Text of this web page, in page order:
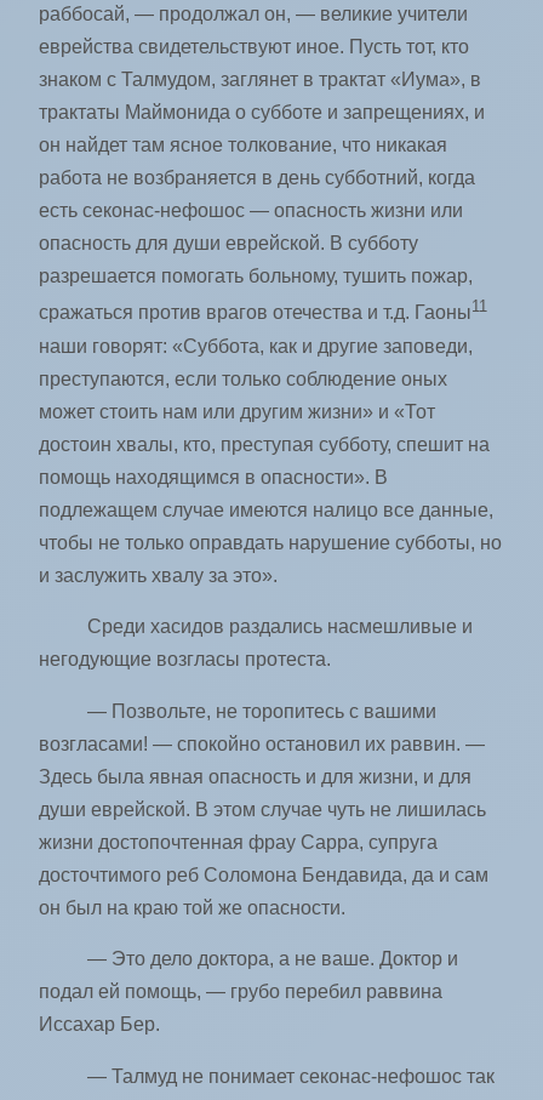
раббосай, — продолжал он, — великие учители
еврейства свидетельствуют иное. Пусть тот, кто
знаком с Талмудом, заглянет в трактат «Иума», в
трактаты Маймонида о субботе и запрещениях, и
он найдет там ясное толкование, что никакая
работа не возбраняется в день субботний, когда
есть секонас-нефошос — опасность жизни или
опасность для души еврейской. В субботу
разрешается помогать больному, тушить пожар,
сражаться против врагов отечества и т.д. Гаоны11
наши говорят: «Суббота, как и другие заповеди,
преступаются, если только соблюдение оных
может стоить нам или другим жизни» и «Тот
достоин хвалы, кто, преступая субботу, спешит на
помощь находящимся в опасности». В
подлежащем случае имеются налицо все данные,
чтобы не только оправдать нарушение субботы, но
и заслужить хвалу за это».
Среди хасидов раздались насмешливые и
негодующие возгласы протеста.
— Позвольте, не торопитесь с вашими
возгласами! — спокойно остановил их раввин. —
Здесь была явная опасность и для жизни, и для
души еврейской. В этом случае чуть не лишилась
жизни достопочтенная фрау Сарра, супруга
досточтимого реб Соломона Бендавида, да и сам
он был на краю той же опасности.
— Это дело доктора, а не ваше. Доктор и
подал ей помощь, — грубо перебил раввина
Иссахар Бер.
— Талмуд не понимает секонас-нефошос так